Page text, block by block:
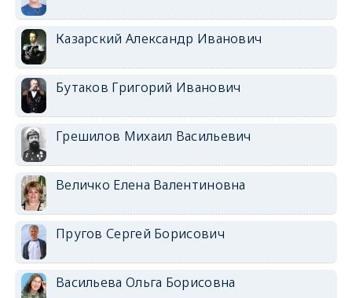
Казарский Александр Иванович
Бутаков Григорий Иванович
Грешилов Михаил Васильевич
Величко Елена Валентиновна
Пругов Сергей Борисович
Васильева Ольга Борисовна